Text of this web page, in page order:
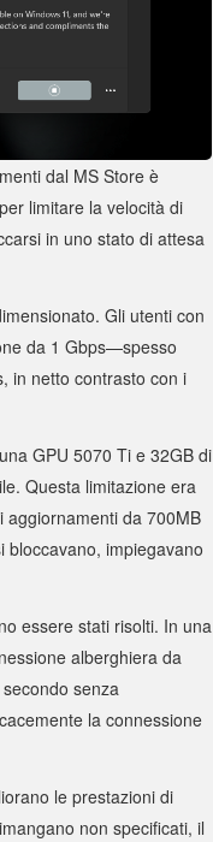
dal MS Store è
limitare la velocità di
in uno stato di attesa
Gli utenti con
da 1 Gbps—spesso
in netto contrasto con i
GPU 5070 Ti e 32GB di
Questa limitazione era
da 700MB
bloccavano, impiegavano
essere stati risolti. In una
alberghiera da
senza
la connessione
le prestazioni di
non specificati, il